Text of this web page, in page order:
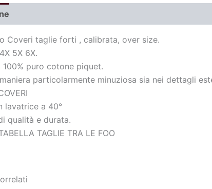
Coveri taglie forti , calibrata, over size.
5X 6X.
100% puro cotone piquet.
particolarmente minuziosa sia nei dettagli
lavatrice a 40°
qualità e durata.
TAGLIE TRA LE FOO